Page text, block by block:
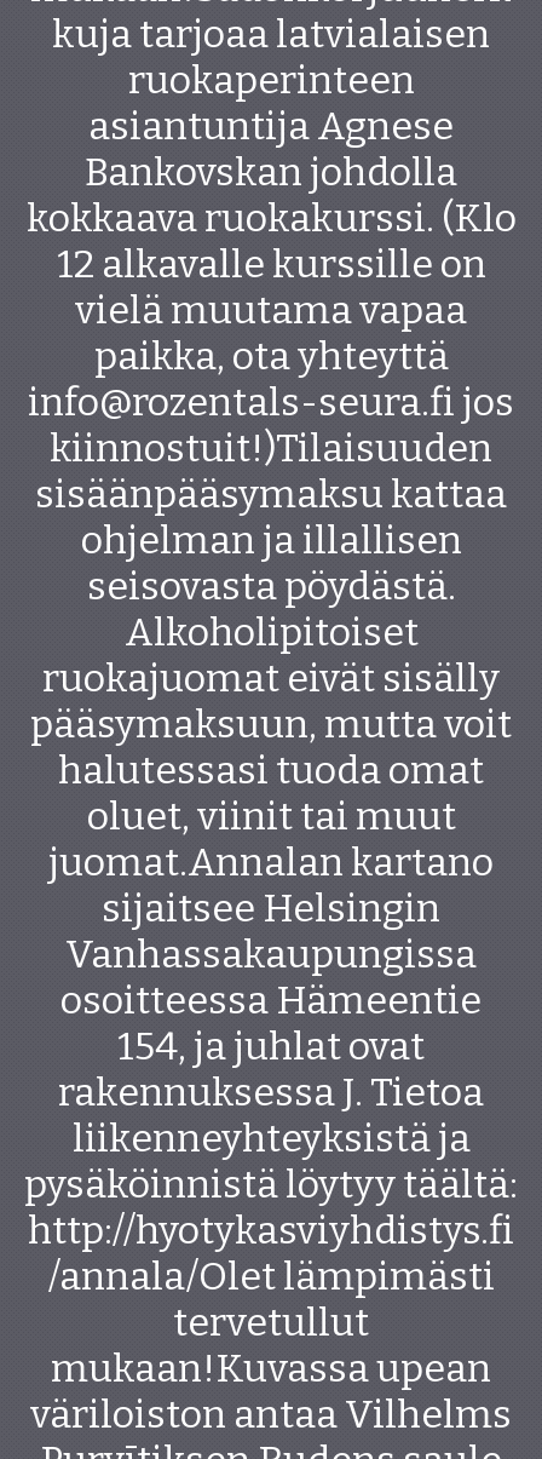
kuja tarjoaa latvialaisen
ruokaperinteen
asiantuntija Agnese
Bankovskan johdolla
kokkaava ruokakurssi. (Klo
12 alkavalle kurssille on
vielä muutama vapaa
paikka, ota yhteyttä
info@rozentals-seura.fi jos
kiinnostuit!)Tilaisuuden
sisäänpääsymaksu kattaa
ohjelman ja illallisen
seisovasta pöydästä.
Alkoholipitoiset
ruokajuomat eivät sisälly
pääsymaksuun, mutta voit
halutessasi tuoda omat
oluet, viinit tai muut
juomat.Annalan kartano
sijaitsee Helsingin
Vanhassakaupungissa
osoitteessa Hämeentie
154, ja juhlat ovat
rakennuksessa J. Tietoa
liikenneyhteyksistä ja
pysäköinnistä löytyy täältä:
http://hyotykasviyhdistys.fi
/annala/Olet lämpimästi
tervetullut
mukaan!Kuvassa upean
väriloiston antaa Vilhelms